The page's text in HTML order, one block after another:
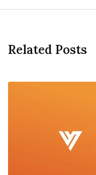
Related Posts